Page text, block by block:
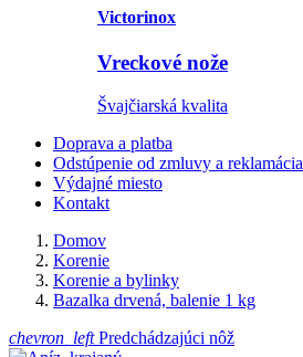
Victorinox
Vreckové nože
Švajčiarská kvalita
Doprava a platba
Odstúpenie od zmluvy a reklamácia
Výdajné miesto
Kontakt
Domov
Korenie
Korenie a bylinky
Bazalka drvená, balenie 1 kg
chevron_leftPredchádzajúci nôž